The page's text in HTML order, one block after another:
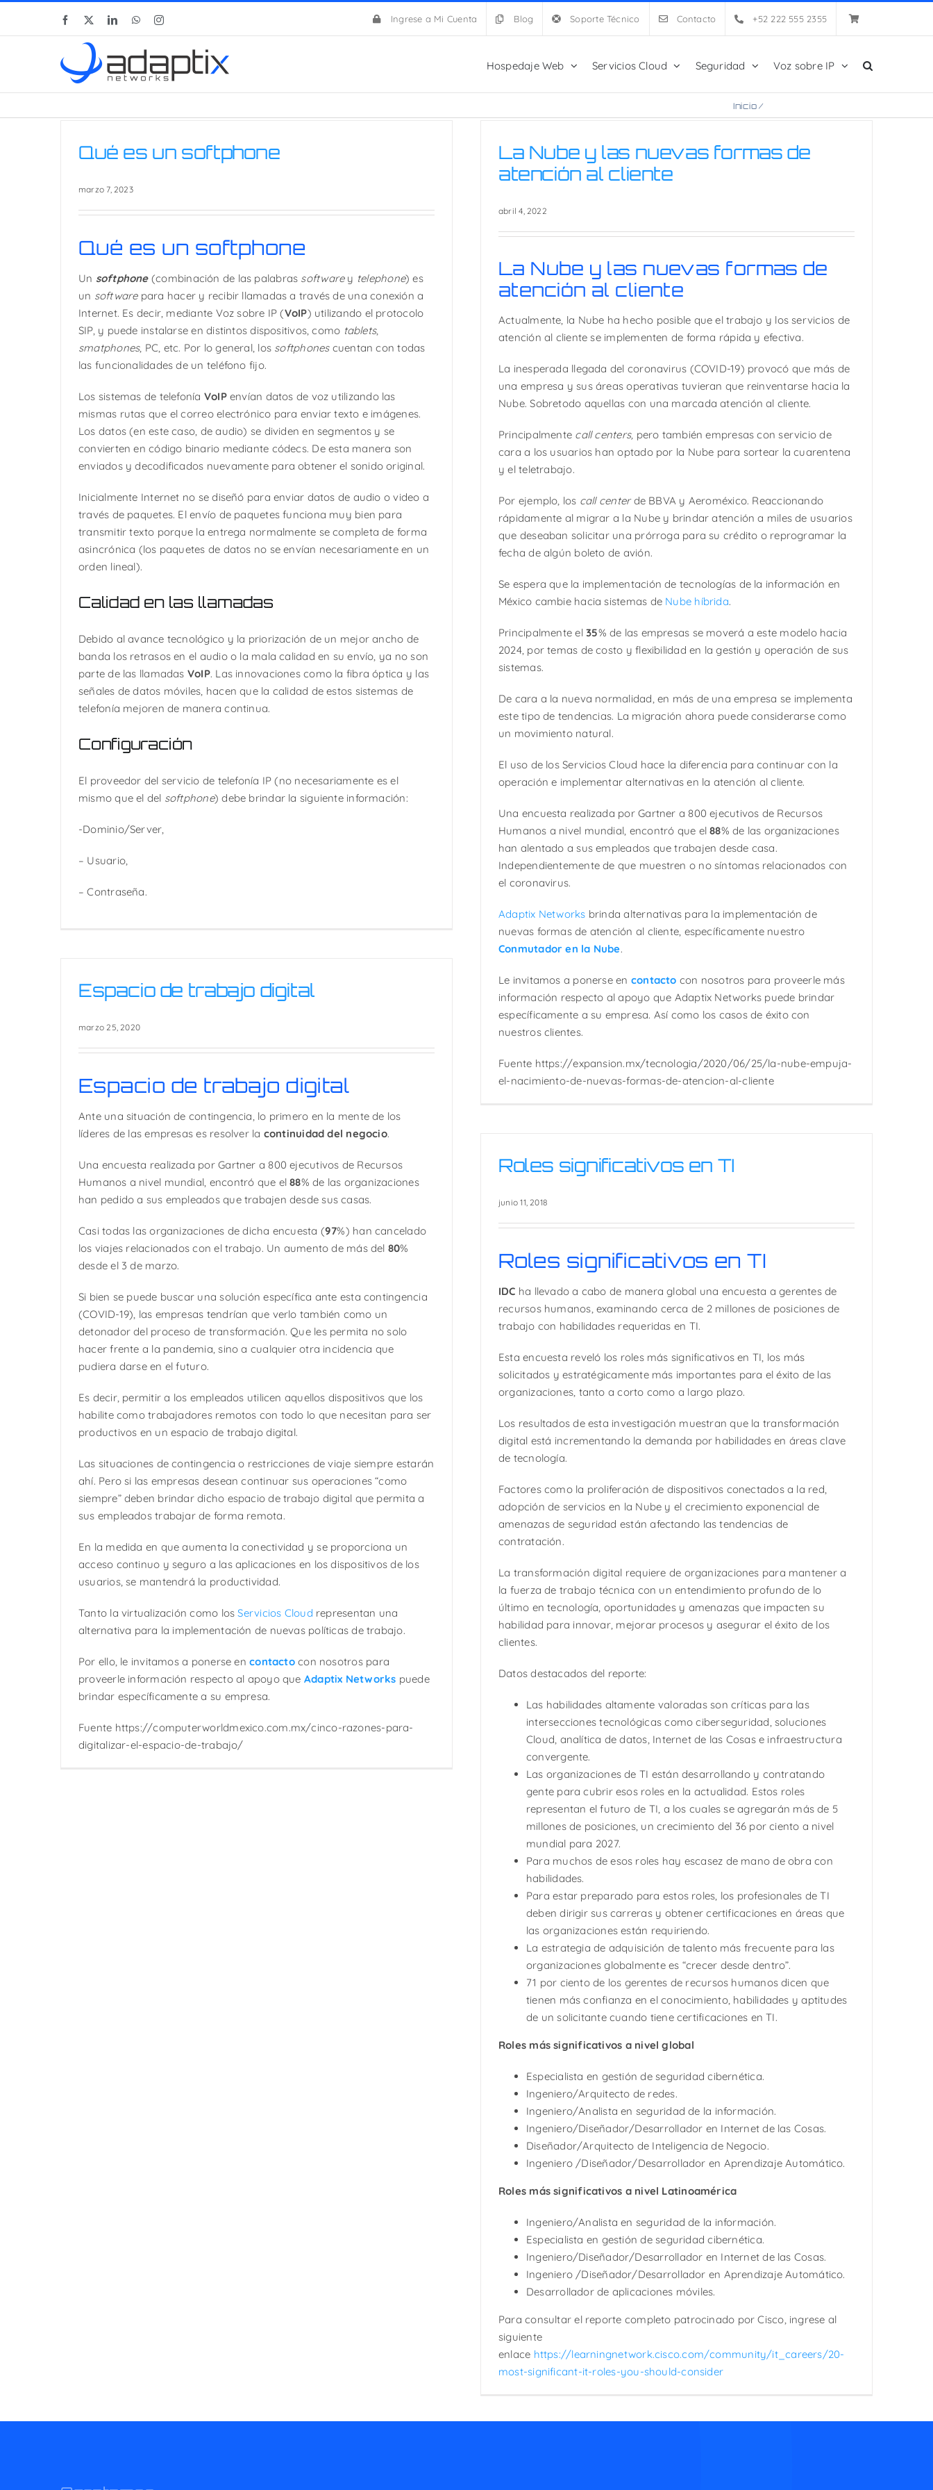
Facebook LinkedInWhatsAppInstagram Ingrese a Mi Cuenta Blog Soporte Técnico Contacto +52 222 555 2355
Hospedaje Web Servicios Cloud Seguridad Voz sobre IP
Inicio /
Qué es un softphone
marzo 7, 2023
Qué es un softphone
Un softphone(combinación de las palabras softwarey telephone) es
un softwarepara hacer y recibir llamadas a través de una conexión a
Internet. Es decir, mediante Voz sobre IP (VoIP) utilizando el protocolo
SIP, y puede instalarse en distintos dispositivos, como tablets,
smatphones, PC, etc. Por lo general, los softphonescuentan con todas
las funcionalidades de un teléfono fijo.
Los sistemas de telefonía VoIPenvían datos de voz utilizando las
mismas rutas que el correo electrónico para enviar texto e imágenes.
Los datos (en este caso, de audio) se dividen en segmentos y se
convierten en código binario mediante códecs. De esta manera son
enviados y decodificados nuevamente para obtener el sonido original.
Inicialmente Internet no se diseñó para enviar datos de audio o video a
través de paquetes. El envío de paquetes funciona muy bien para
transmitir texto porque la entrega normalmente se completa de forma
asincrónica (los paquetes de datos no se envían necesariamente en un
orden lineal).
Calidad en las llamadas
Debido al avance tecnológico y la priorización de un mejor ancho de
banda los retrasos en el audio o la mala calidad en su envío, ya no son
parte de las llamadas VoIP. Las innovaciones como la fibra óptica y las
señales de datos móviles, hacen que la calidad de estos sistemas de
telefonía mejoren de manera continua.
Configuración
El proveedor del servicio de telefonía IP (no necesariamente es el
mismo que el del softphone) debe brindar la siguiente información:
-Dominio/Server,
– Usuario,
– Contraseña.
La Nube y las nuevas formas de
atención al cliente
abril 4, 2022
La Nube y las nuevas formas de
atención al cliente
Actualmente, la Nube ha hecho posible que el trabajo y los servicios de
atención al cliente se implementen de forma rápida y efectiva.
La inesperada llegada del coronavirus (COVID-19) provocó que más de
una empresa y sus áreas operativas tuvieran que reinventarse hacia la
Nube. Sobretodo aquellas con una marcada atención al cliente.
Principalmente call centers, pero también empresas con servicio de
cara a los usuarios han optado por la Nube para sortear la cuarentena
y el teletrabajo.
Por ejemplo, los call centerde BBVA y Aeroméxico. Reaccionando
rápidamente al migrar a la Nube y brindar atención a miles de usuarios
que deseaban solicitar una prórroga para su crédito o reprogramar la
fecha de algún boleto de avión.
Se espera que la implementación de tecnologías de la información en
México cambie hacia sistemas de Nube híbrida.
Principalmente el35% de las empresas se moverá a este modelo hacia
2024, por temas de costo y flexibilidad en la gestión y operación de sus
sistemas.
De cara a la nueva normalidad, en más de una empresa se implementa
este tipo de tendencias. La migración ahora puede considerarse como
un movimiento natural.
El uso de los Servicios Cloud hace la diferencia para continuar con la
operación e implementar alternativas en la atención al cliente.
Una encuesta realizada por Gartner a 800 ejecutivos de Recursos
Humanos a nivel mundial, encontró que el88% de las organizaciones
han alentado a sus empleados que trabajen desde casa.
Independientemente de que muestren o no síntomas relacionados con
el coronavirus.
Adaptix Networks brinda alternativas para la implementación de
nuevas formas de atención al cliente, específicamente nuestro
Conmutador en la Nube.
Le invitamos a ponerse en contacto con nosotros para proveerle más
información respecto al apoyo que Adaptix Networks puede brindar
específicamente a su empresa. Así como los casos de éxito con
nuestros clientes.
Fuente https://expansion.mx/tecnologia/2020/06/25/la-nube-empuja-
el-nacimiento-de-nuevas-formas-de-atencion-al-cliente
Espacio de trabajo digital
marzo 25, 2020
Espacio de trabajo digital
Ante una situación de contingencia, lo primero en la mente de los
líderes de las empresas es resolver la continuidad del negocio.
Una encuesta realizada por Gartner a 800 ejecutivos de Recursos
Humanos a nivel mundial, encontró que el88% de las organizaciones
han pedido a sus empleados que trabajen desde sus casas.
Casi todas las organizaciones de dicha encuesta (97%) han cancelado
los viajes relacionados con el trabajo. Un aumento de más del 80%
desde el 3 de marzo.
Si bien se puede buscar una solución específica ante esta contingencia
(COVID-19), las empresas tendrían que verlo también como un
detonador del proceso de transformación. Que les permita no solo
hacer frente a la pandemia, sino a cualquier otra incidencia que
pudiera darse en el futuro.
Es decir, permitir a los empleados utilicen aquellos dispositivos que los
habilite como trabajadores remotos con todo lo que necesitan para ser
productivos en un espacio de trabajo digital.
Las situaciones de contingencia o restricciones de viaje siempre estarán
ahí. Pero si las empresas desean continuar sus operaciones “como
siempre” deben brindar dicho espacio de trabajo digital que permita a
sus empleados trabajar de forma remota.
En la medida en que aumenta la conectividad y se proporciona un
acceso continuo y seguro a las aplicaciones en los dispositivos de los
usuarios, se mantendrá la productividad.
Tanto la virtualización como losServicios Cloud representan una
alternativa para la implementación de nuevas políticas de trabajo.
Por ello, le invitamos a ponerse encontactocon nosotros para
proveerle información respecto al apoyo que Adaptix Networks puede
brindar específicamente a su empresa.
Fuente https://computerworldmexico.com.mx/cinco-razones-para-
digitalizar-el-espacio-de-trabajo/
Roles significativos en TI
junio 11, 2018
Roles significativos en TI
IDC ha llevado a cabo de manera global una encuesta a gerentes de
recursos humanos, examinando cerca de 2 millones de posiciones de
trabajo con habilidades requeridas en TI.
Esta encuesta reveló los roles más significativos en TI, los más
solicitados y estratégicamente más importantes para el éxito de las
organizaciones, tanto a corto como a largo plazo.
Los resultados de esta investigación muestran que la transformación
digital está incrementando la demanda por habilidades en áreas clave
de tecnología.
Factores como la proliferación de dispositivos conectados a la red,
adopción de servicios en la Nube y el crecimiento exponencial de
amenazas de seguridad están afectando las tendencias de
contratación.
La transformación digital requiere de organizaciones para mantener a
la fuerza de trabajo técnica con un entendimiento profundo de lo
último en tecnología, oportunidades y amenazas que impacten su
habilidad para innovar, mejorar procesos y asegurar el éxito de los
clientes.
Datos destacados del reporte:
Las habilidades altamente valoradas son críticas para las
intersecciones tecnológicas como ciberseguridad, soluciones
Cloud, analítica de datos, Internet de las Cosas e infraestructura
convergente.
Las organizaciones de TI están desarrollando y contratando
gente para cubrir esos roles en la actualidad. Estos roles
representan el futuro de TI, a los cuales se agregarán más de 5
millones de posiciones, un crecimiento del 36 por ciento a nivel
mundial para 2027.
Para muchos de esos roles hay escasez de mano de obra con
habilidades.
Para estar preparado para estos roles, los profesionales de TI
deben dirigir sus carreras y obtener certificaciones en áreas que
las organizaciones están requiriendo.
La estrategia de adquisición de talento más frecuente para las
organizaciones globalmente es “crecer desde dentro”.
71 por ciento de los gerentes de recursos humanos dicen que
tienen más confianza en el conocimiento, habilidades y aptitudes
de un solicitante cuando tiene certificaciones en TI.
Roles más significativos a nivel global
Especialista en gestión de seguridad cibernética.
Ingeniero/Arquitecto de redes.
Ingeniero/Analista en seguridad de la información.
Ingeniero/Diseñador/Desarrollador en Internet de las Cosas.
Diseñador/Arquitecto de Inteligencia de Negocio.
Ingeniero /Diseñador/Desarrollador en Aprendizaje Automático.
Roles más significativos a nivel Latinoamérica
Ingeniero/Analista en seguridad de la información.
Especialista en gestión de seguridad cibernética.
Ingeniero/Diseñador/Desarrollador en Internet de las Cosas.
Ingeniero /Diseñador/Desarrollador en Aprendizaje Automático.
Desarrollador de aplicaciones móviles.
Para consultar el reporte completo patrocinado por Cisco, ingrese al
siguiente
enlace https://learningnetwork.cisco.com/community/it_careers/20-
most-significant-it-roles-you-should-consider